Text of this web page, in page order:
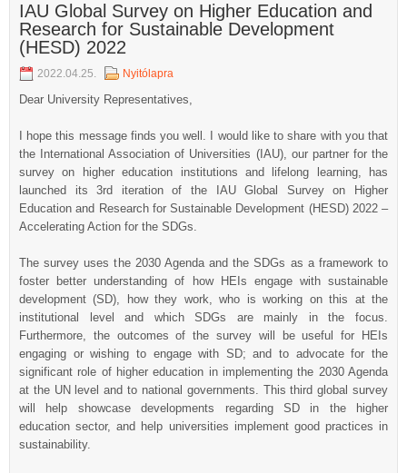
IAU Global Survey on Higher Education and
Research for Sustainable Development
(HESD) 2022
2022.04.25. Nyitólapra
Dear University Representatives,
I hope this message finds you well. I would like to share with you that
the International Association of Universities (IAU), our partner for the
survey on higher education institutions and lifelong learning, has
launched its 3rd iteration of the IAU Global Survey on Higher
Education and Research for Sustainable Development (HESD) 2022 –
Accelerating Action for the SDGs.
The survey uses the 2030 Agenda and the SDGs as a framework to
foster better understanding of how HEIs engage with sustainable
development (SD), how they work, who is working on this at the
institutional level and which SDGs are mainly in the focus.
Furthermore, the outcomes of the survey will be useful for HEIs
engaging or wishing to engage with SD; and to advocate for the
significant role of higher education in implementing the 2030 Agenda
at the UN level and to national governments. This third global survey
will help showcase developments regarding SD in the higher
education sector, and help universities implement good practices in
sustainability.